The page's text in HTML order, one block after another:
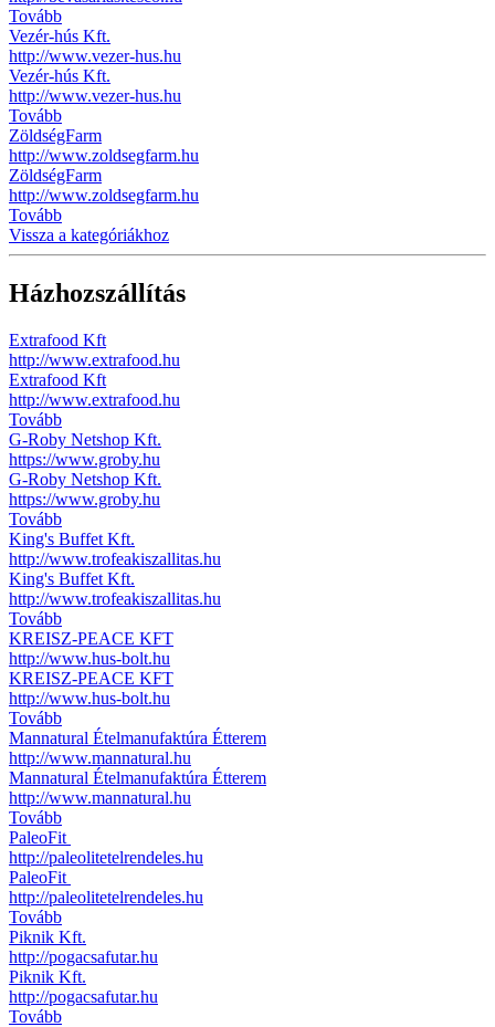
Tovább
Vezér-hús Kft.
http://www.vezer-hus.hu
Vezér-hús Kft.
http://www.vezer-hus.hu
Tovább
ZöldségFarm
http://www.zoldsegfarm.hu
ZöldségFarm
http://www.zoldsegfarm.hu
Tovább
Vissza a kategóriákhoz
Házhozszállítás
Extrafood Kft
http://www.extrafood.hu
Extrafood Kft
http://www.extrafood.hu
Tovább
G-Roby Netshop Kft.
https://www.groby.hu
G-Roby Netshop Kft.
https://www.groby.hu
Tovább
King's Buffet Kft.
http://www.trofeakiszallitas.hu
King's Buffet Kft.
http://www.trofeakiszallitas.hu
Tovább
KREISZ-PEACE KFT
http://www.hus-bolt.hu
KREISZ-PEACE KFT
http://www.hus-bolt.hu
Tovább
Mannatural Ételmanufaktúra Étterem
http://www.mannatural.hu
Mannatural Ételmanufaktúra Étterem
http://www.mannatural.hu
Tovább
PaleoFit
http://paleolitetelrendeles.hu
PaleoFit
http://paleolitetelrendeles.hu
Tovább
Piknik Kft.
http://pogacsafutar.hu
Piknik Kft.
http://pogacsafutar.hu
Tovább